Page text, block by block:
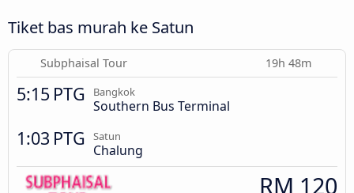
Tiket bas murah ke Satun
Subphaisal Tour 19h 48m
5:15 PTG Bangkok
Southern Bus Terminal
1:03 PTG Satun
Chalung
RM 120